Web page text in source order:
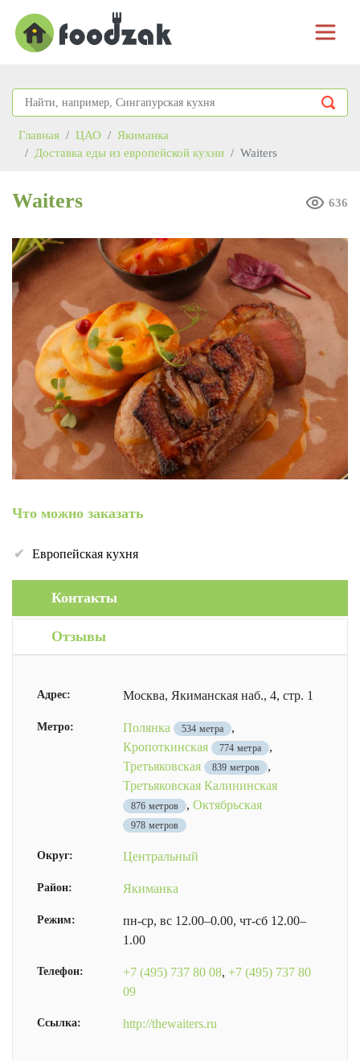
Главная ЦАО
Якиманка
Доставка еды из европейской кухни
Waiters
Waiters 636
Что можно заказать
Европейская кухня
Контакты
Отзывы
Адрес: Москва, Якиманская наб., 4, стр. 1
Метро: Полянка 534 метра
,
Кропоткинская
774 метра
,
Третьяковская
839 метров
,
Третьяковская Калининская
876 метров ,Октябрьская
978 метров
Округ: Центральный
Район: Якиманка
Режим:
пн-ср, вс 12.00–0.00, чт-сб 12.00–
1.00
Телефон: +7 (495) 737 80 08, +7 (495) 737 80
09
Ссылка: http://thewaiters.ru